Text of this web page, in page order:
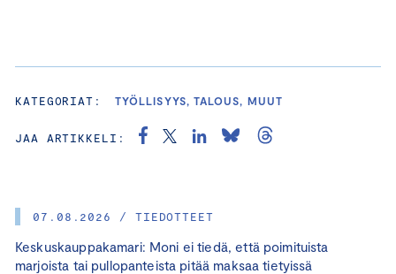
07.08.2026 / TIEDOTTEET
Keskuskauppakamari: Moni ei tiedä, että poimituista
marjoista tai pullopanteista pitää maksaa tietyissä
KATEGORIAT: TYÖLLISYYS, TALOUS, MUUT
JAA ARTIKKELI: